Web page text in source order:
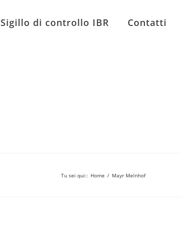
Sigillo di controllo IBR Contatti
Tu sei qui:: Home / Mayr Melnhof